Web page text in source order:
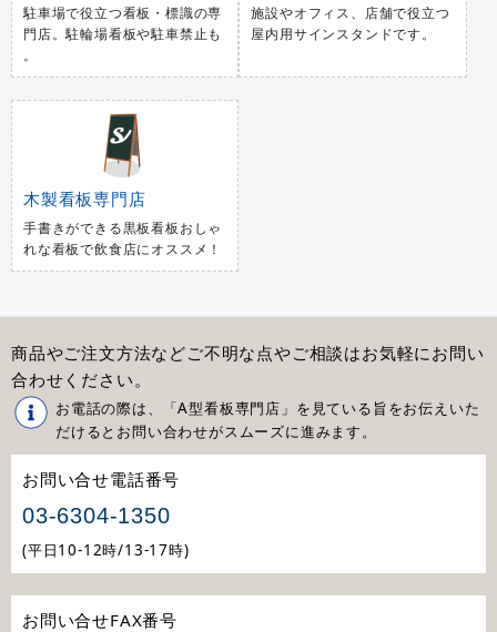
駐車場で役立つ看板・標識の専
門店。駐輪場看板や駐車禁止も
。
施設やオフィス、店舗で役立つ
屋内用サインスタンドです。
木製看板専門店
手書きができる黒板看板おしゃ
れな看板で飲食店にオススメ！
商品やご注文方法などご不明な点やご相談はお気軽にお問い
合わせください。
お電話の際は、「A型看板専門店」を見ている旨をお伝えいた
だけるとお問い合わせがスムーズに進みます。
お問い合せ電話番号
03-6304-1350
(平日10-12時/13-17時)
お問い合せFAX番号